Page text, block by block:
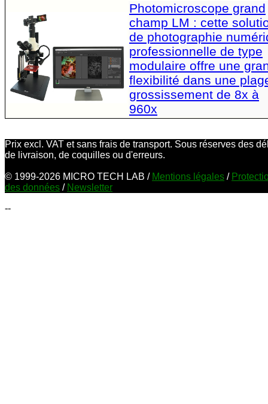
Photomicroscope grand
champ LM : cette
de photographie
professionnelle de type
modulaire offre une
flexibilité dans une
grossissement de 8x à
960x
Prix excl. VAT et sans frais de transport. Sous réserves des
de livraison, de coquilles ou d'erreurs.
© 1999-2026 MICRO TECH LAB / Mentions légales /
des données / Newsletter
--